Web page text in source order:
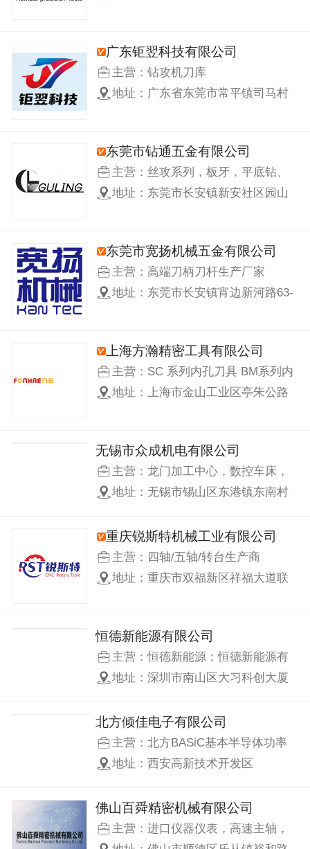
广东钜翌科技有限公司
主营：钻攻机刀库
地址：广东省东莞市常平镇司马村
东莞市钻通五金有限公司
主营：丝攻系列，板牙，平底钻、
螺纹铣刀
地址：东莞市长安镇新安社区园山
东莞市宽扬机械五金有限公司
主营：高端刀柄刀杆生产厂家
地址：东莞市长安镇宵边新河路63-
上海方瀚精密工具有限公司
主营：SC 系列内孔刀具 BM系列内
孔刀具 225系列外圆刀具 GBA系列
地址：上海市金山工业区亭朱公路
无锡市众成机电有限公司
主营：龙门加工中心，数控车床，
铣床，磨床，钻床，镗床，
地址：无锡市锡山区东港镇东南村
重庆锐斯特机械工业有限公司
主营：四轴/五轴/转台生产商
地址：重庆市双福新区祥福大道联
恒德新能源有限公司
主营：恒德新能源；恒德新能源有
限公司；基本半导体一级代理商；
MOSFET第一股；第三代半导体器
件代理商；功率半导体分销商；基
本半导体MOSFET；SiC
MOSFET；碳化硅MOSFET；青铜
SiC功率器件；碳化硅二极管；
IGBT驱动板；基本半导体芯片；制
氢电源；工业电路电源；电解电源
地址：深圳市南山区大习科创大厦
北方倾佳电子有限公司
主营：北方BASiC基本半导体功率
模块一级代理|青铜剑驱动板|基本半
压器高压SiC模块|SST固态变压器供
应链|BASiC基本半导体一级代理|倾
佳电子62mm封装SiC功率模块|倾佳
地址：西安高新技术开发区
佛山百舜精密机械有限公司
主营：进口仪器仪表，高速主轴，
加工工具，计量工具，检测工具